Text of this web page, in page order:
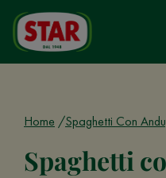
Home Spaghetti Con
Spaghetti